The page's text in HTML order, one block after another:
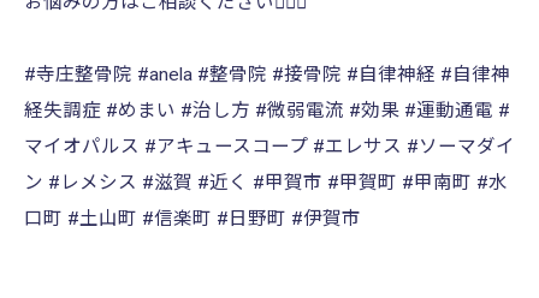
#寺庄整骨院 #anela #整骨院 #接骨院 #自律神経 #自律神
経失調症 #めまい #治し方 #微弱電流 #効果 #運動通電 #
マイオパルス #アキュースコープ #エレサス #ソーマダイ
ン #レメシス #滋賀 #近く #甲賀市 #甲賀町 #甲南町 #水
口町 #土山町 #信楽町 #日野町 #伊賀市